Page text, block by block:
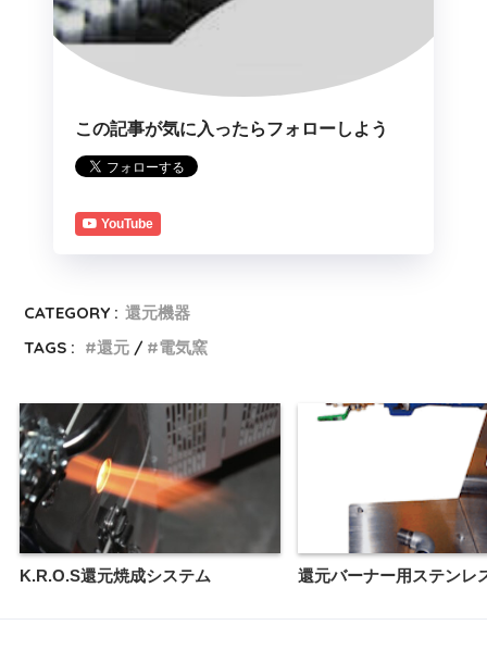
この記事が気に入ったらフォローしよう
YouTube
CATEGORY : 還元機器
TAGS :
還元 電気窯
K.R.O.S還元焼成システム 還元バーナー用ステンレ